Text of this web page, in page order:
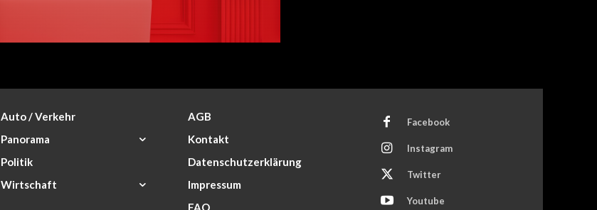
Auto / Verkehr
Panorama
Politik
Wirtschaft
AGB
Kontakt
Datenschutzerklärung
Impressum
FAQ
Facebook
Instagram
Twitter
Youtube